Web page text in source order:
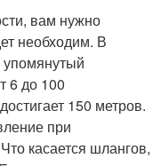
вам нужно
необходим. В
6 до 100
150 метров.
при
касается шлангов,